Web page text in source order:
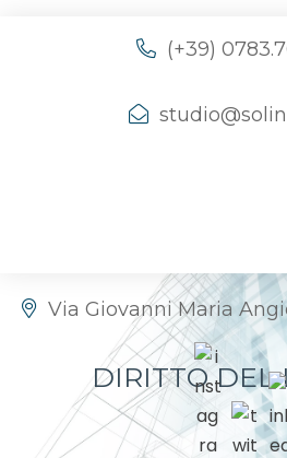
(+39)
Via Giovanni Maria
DIRITTO DEL